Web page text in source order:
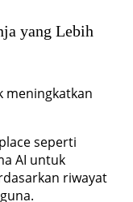
yang Lebih
meningkatkan
seperti
AI untuk
riwayat